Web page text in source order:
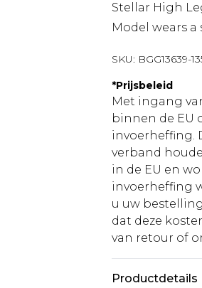
Stellar High
Model wears a
SKU: BGG13639-
*Prijsbeleid
Met ingang
binnen de EU
invoerheffing.
verband
in de EU en
invoerheffing
u uw
dat deze
van retour of
Productdetails